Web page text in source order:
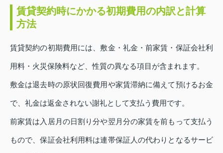
賃貸契約時にかかる初期費用の内訳と計算
方法
賃貸契約の初期費用には、敷金・礼金・前家賃・保証会社利
用料・火災保険料など、性質の異なる項目が含まれます。
敷金は退去時の原状回復費用や家賃滞納に備えて預けるお金
で、礼金は返金されない謝礼として支払う費用です。
前家賃は入居月の日割り分や翌月分の家賃を前もって支払う
もので、保証会社利用料は連帯保証人の代わりとなるサービ